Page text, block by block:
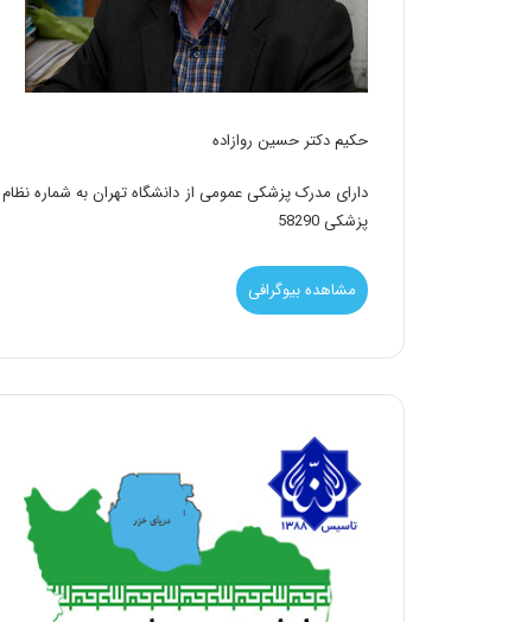
حکیم دکتر حسین روازاده
دارای مدرک پزشکی عمومی از دانشگاه تهران به شماره نظام
پزشکی 58290
مشاهده بیوگرافی